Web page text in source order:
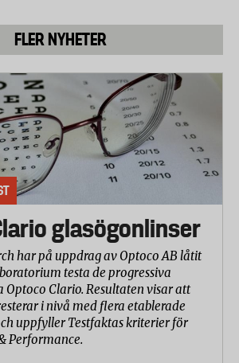
FLER NYHETER
glasögonlinser
har på uppdrag av Optoco AB låtit
testa de progressiva
Optoco Clario. Resultaten visar att
i nivå med flera etablerade
uppfyller Testfaktas kriterier för
Performance.